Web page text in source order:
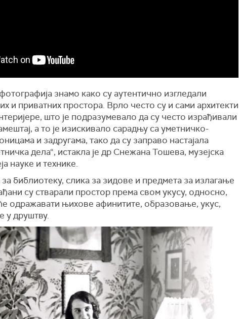
знамо како су аутентично изгледали
и приватних простора. Врло често су и сами архитекти
што је подразумевало да су често израђивали
а то је изискивало сарадњу са уметничко-
и задругама, тако да су заправо настајала
дела“, истакла је др Снежана Тошева, музејска
науке и технике.
библиотеку, слика за зидове и предмета за излагање
су стварали простор према свом укусу, односно,
одражавати њихове афинитите, образовање, укус,
у друштву.